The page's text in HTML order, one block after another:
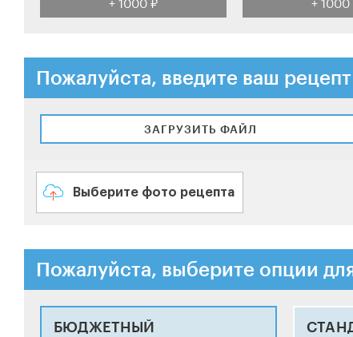
Пожалуйста, введите ваш рецепт
ЗАГРУЗИТЬ ФАЙЛ
Выберите фото рецепта
Пожалуйста, выберите опции
БЮДЖЕТНЫЙ